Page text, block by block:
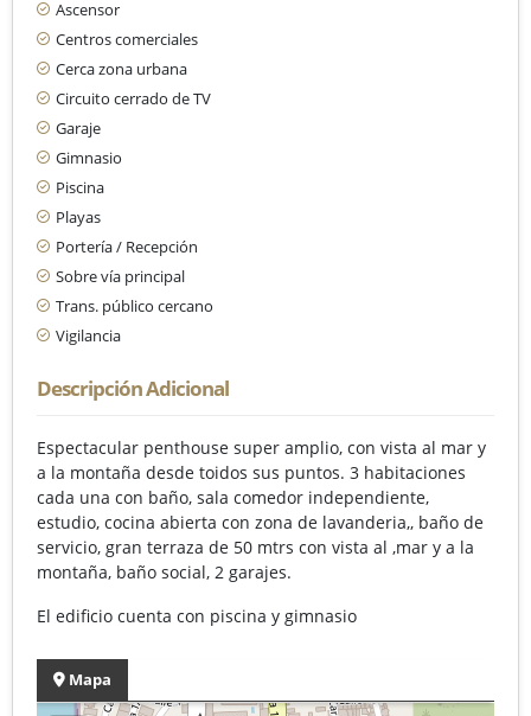
Ascensor
Centros comerciales
Cerca zona urbana
Circuito cerrado de TV
Garaje
Gimnasio
Piscina
Playas
Portería / Recepción
Sobre vía principal
Trans. público cercano
Vigilancia
Descripción Adicional
Espectacular penthouse super amplio, con vista al mar y
a la montaña desde toidos sus puntos. 3 habitaciones
cada una con baño, sala comedor independiente,
estudio, cocina abierta con zona de lavanderia,, baño de
servicio, gran terraza de 50 mtrs con vista al ,mar y a la
montaña, baño social, 2 garajes.
El edificio cuenta con piscina y gimnasio
Mapa